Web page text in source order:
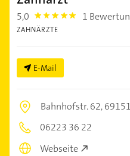
5,0 5.0 1
ZAHNÄRZTE
E-Mail
Bahnhofstr. 62,
06223 36 22
Webseite